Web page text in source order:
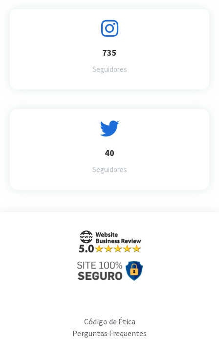
735
Seguidores
40
Seguidores
Código de Ética
Perguntas Frequentes